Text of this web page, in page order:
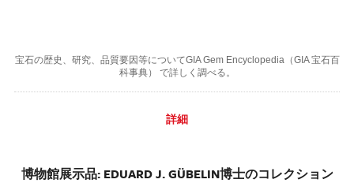
宝石の歴史、研究、品質要因等についてGIA Gem Encyclopedia（GIA 宝石百
科事典） で詳しく調べる。
詳細
博物館展示品: EDUARD J. GÜBELIN博士のコレクション